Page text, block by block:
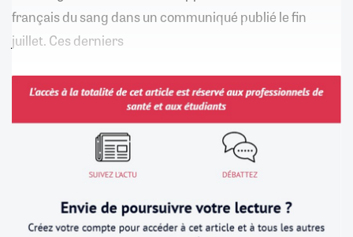
français du sang dans un communiqué publié le fin
juillet. Ces derniers